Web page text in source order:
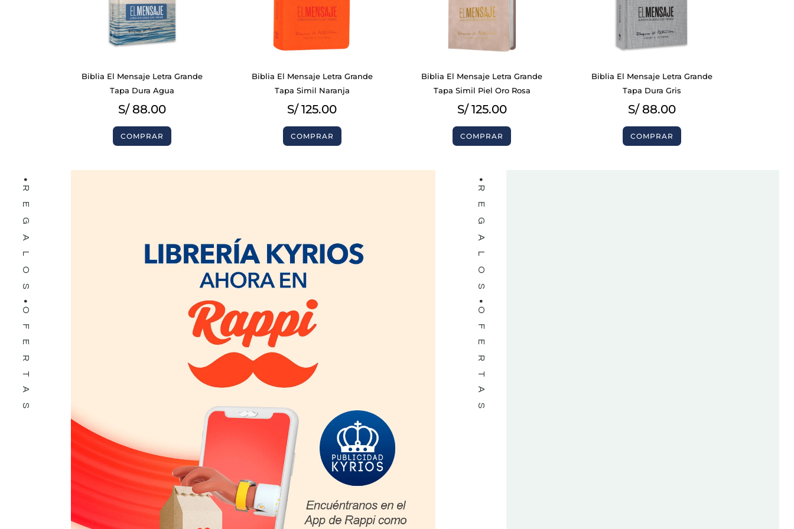
Biblia El Mensaje Letra Grande
Tapa Dura Agua
S/88.00
COMPRAR
Biblia El Mensaje Letra Grande
Tapa Simil Naranja
S/125.00
COMPRAR
Biblia El Mensaje Letra Grande
Tapa Simil Piel Oro Rosa
S/125.00
COMPRAR
Biblia El Mensaje Letra Grande
Tapa Dura Gris
S/88.00
COMPRAR
BIBLIAS
LIBROS
REGALOS
OFERTAS
REGALOS
OFERTAS